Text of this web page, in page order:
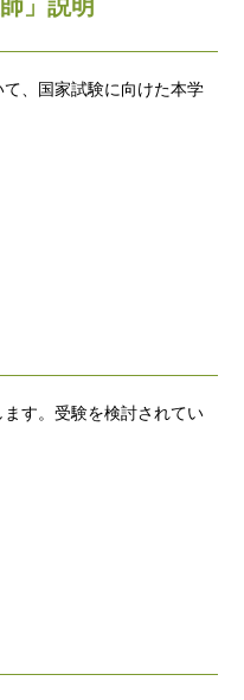
」説明
、国家試験に向けた本学
す。受験を検討されてい